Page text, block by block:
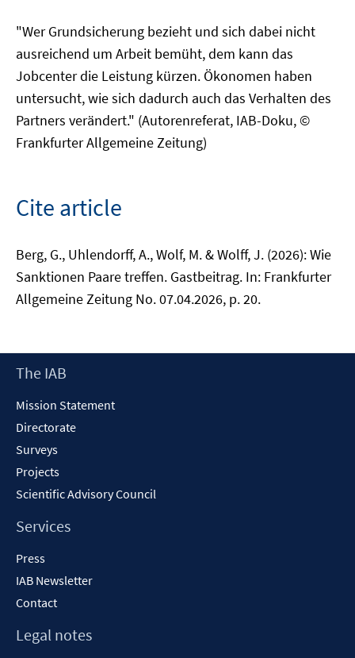
"Wer Grundsicherung bezieht und sich dabei nicht
ausreichend um Arbeit bemüht, dem kann das
Jobcenter die Leistung kürzen. Ökonomen haben
untersucht, wie sich dadurch auch das Verhalten des
Partners verändert." (Autorenreferat, IAB-Doku, ©
Frankfurter Allgemeine Zeitung)
Cite article
Berg, G., Uhlendorff, A., Wolf, M. & Wolff, J. (2026): Wie
Sanktionen Paare treffen. Gastbeitrag. In: Frankfurter
Allgemeine Zeitung No. 07.04.2026, p. 20.
Footer
The IAB
Mission Statement
Directorate
Surveys
Projects
Scientific Advisory Council
Services
Press
IAB Newsletter
Contact
Legal notes